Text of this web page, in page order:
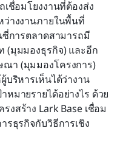
เชื่อมโยงงานที่ต้องส่ง
ว่างงานภายในพื้นที่
ซี่การตลาดสามารถมี
(มุมมองธุรกิจ) และอีก
า (มุมมองโครงการ)
บริหารเห็นได้ว่างาน
มายรายได้อย่างไร ด้วย
สร้าง Lark Base เชื่อม
รธุรกิจกับวิธีการเชิง